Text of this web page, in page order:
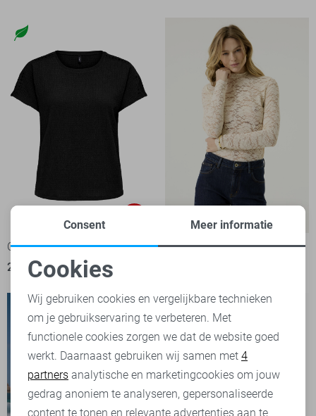
Only T-shirt
21,60
26,99
Garcia T-shirt
Noodzakelijke cookies
Personalisatie cookies
Analytische cookies
Marketing cookies
Consent Meer informatie
Cookies
Wij gebruiken cookies en vergelijkbare technieken
om je gebruikservaring te verbeteren. Met
functionele cookies zorgen we dat de website goed
werkt. Daarnaast gebruiken wij samen met 4
partners analytische en marketingcookies om jouw
gedrag anoniem te analyseren, gepersonaliseerde
content te tonen en relevante advertenties aan te